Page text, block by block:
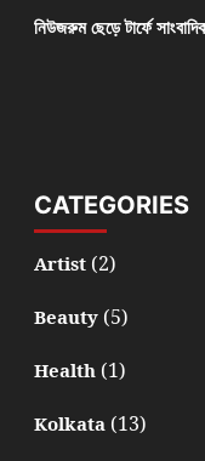
নিউজরুম ছেড়ে টার্ফে
CATEGORIES
Artist(2)
Beauty(5)
Health(1)
Kolkata(13)